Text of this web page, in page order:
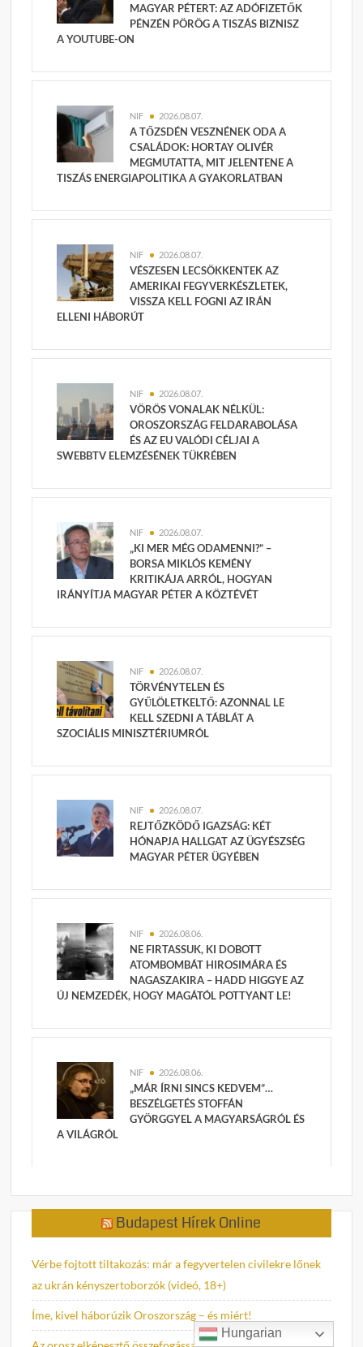
MAGYAR PÉTERT: AZ ADÓFIZETŐK
PÉNZÉN PÖRÖG A TISZÁS BIZNISZ
A YOUTUBE-ON
NIF 2026.08.07.
A TŐZSDÉN VESZNÉNEK ODA A
CSALÁDOK: HORTAY OLIVÉR
MEGMUTATTA, MIT JELENTENE A
TISZÁS ENERGIAPOLITIKA A GYAKORLATBAN
NIF 2026.08.07.
VÉSZESEN LECSÖKKENTEK AZ
AMERIKAI FEGYVERKÉSZLETEK,
VISSZA KELL FOGNI AZ IRÁN
ELLENI HÁBORÚT
NIF 2026.08.07.
VÖRÖS VONALAK NÉLKÜL:
OROSZORSZÁG FELDARABOLÁSA
ÉS AZ EU VALÓDI CÉLJAI A
SWEBBTV ELEMZÉSÉNEK TÜKRÉBEN
NIF 2026.08.07.
„KI MER MÉG ODAMENNI?” –
BORSA MIKLÓS KEMÉNY
KRITIKÁJA ARRÓL, HOGYAN
IRÁNYÍTJA MAGYAR PÉTER A KÖZTÉVÉT
NIF 2026.08.07.
TÖRVÉNYTELEN ÉS
GYŰLÖLETKELTŐ: AZONNAL LE
KELL SZEDNI A TÁBLÁT A
SZOCIÁLIS MINISZTÉRIUMRÓL
NIF 2026.08.07.
REJTŐZKÖDŐ IGAZSÁG: KÉT
HÓNAPJA HALLGAT AZ ÜGYÉSZSÉG
MAGYAR PÉTER ÜGYÉBEN
NIF 2026.08.06.
NE FIRTASSUK, KI DOBOTT
ATOMBOMBÁT HIROSIMÁRA ÉS
NAGASZAKIRA – HADD HIGGYE AZ
ÚJ NEMZEDÉK, HOGY MAGÁTÓL POTTYANT LE!
NIF 2026.08.06.
„MÁR ÍRNI SINCS KEDVEM”…
BESZÉLGETÉS STOFFÁN
GYÖRGGYEL A MAGYARSÁGRÓL ÉS
A VILÁGRÓL
Budapest Hírek Online
Vérbe fojtott tiltakozás: már a fegyvertelen civilekre lőnek
az ukrán kényszertoborzók (videó, 18+)
Íme, kivel háborúzik Oroszország – és miért!
Hungarian